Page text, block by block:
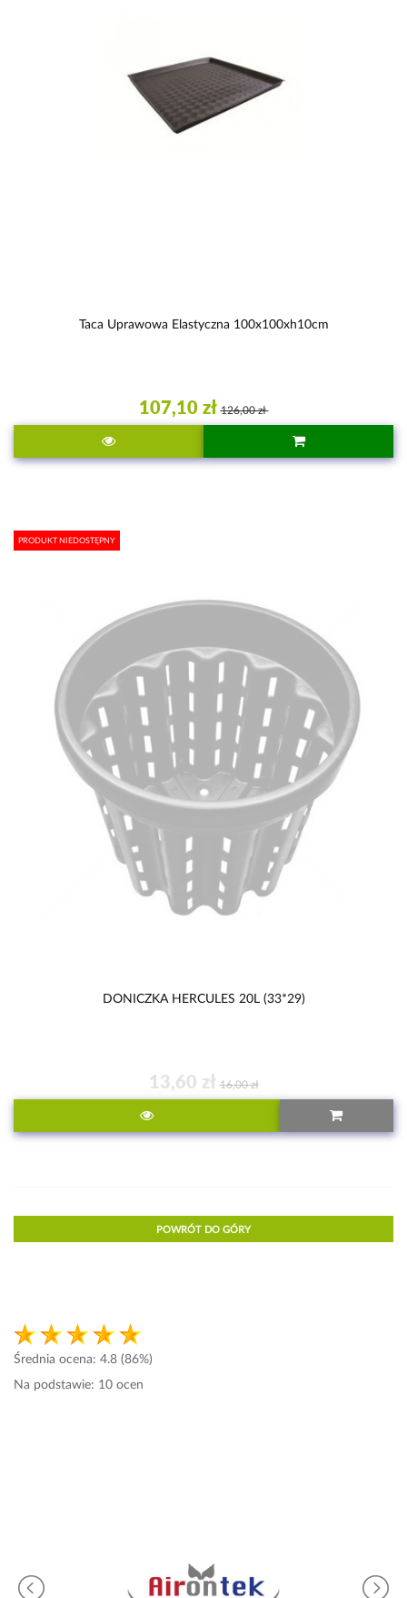
Taca Uprawowa Elastyczna 100x100xh10cm
107,10 zł 126,00 zł
PRODUKT NIEDOSTĘPNY
DONICZKA HERCULES 20L (33*29)
13,60 zł 16,00 zł
POWRÓT DO GÓRY
Średnia ocena: 4.8 (86%)
Na podstawie: 10 ocen